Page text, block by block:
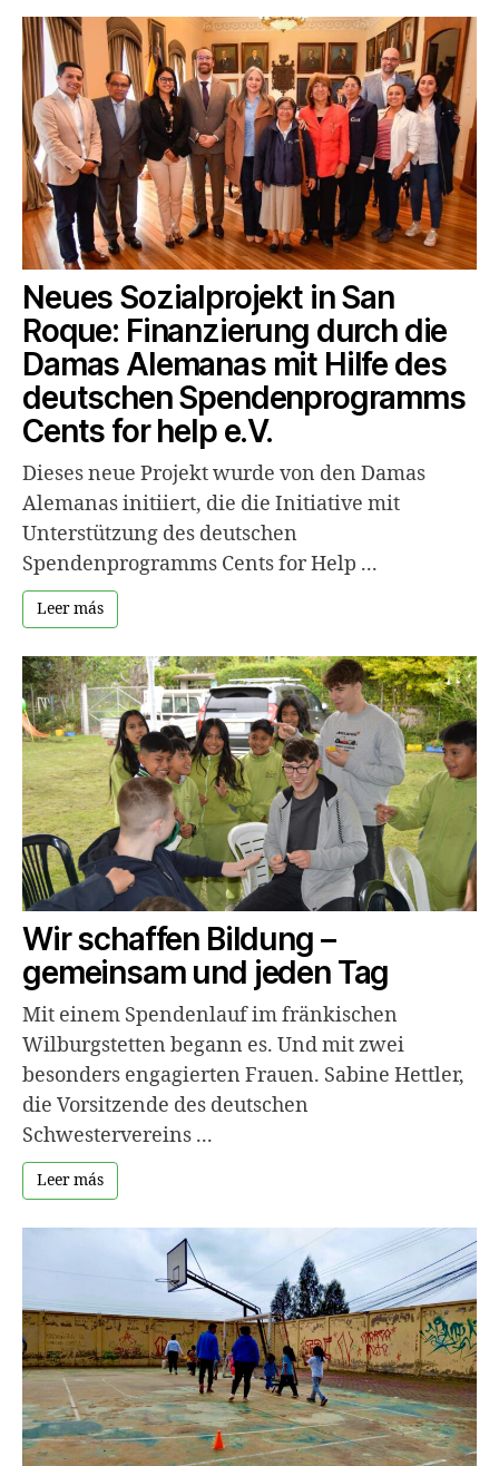
Neues Sozialprojekt in San
Roque: Finanzierung durch die
Damas Alemanas mit Hilfe des
deutschen Spendenprogramms
Cents for help e.V.
Dieses neue Projekt wurde von den Damas
Alemanas initiiert, die die Initiative mit
Unterstützung des deutschen
Spendenprogramms Cents for Help ...
Leer más
Wir schaffen Bildung –
gemeinsam und jeden Tag
Mit einem Spendenlauf im fränkischen
Wilburgstetten begann es. Und mit zwei
besonders engagierten Frauen. Sabine Hettler,
die Vorsitzende des deutschen
Schwestervereins ...
Leer más